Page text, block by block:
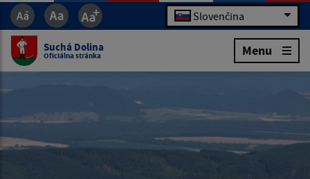
Slovenčina
Suchá Dolina
Oficiálna stránka Menu